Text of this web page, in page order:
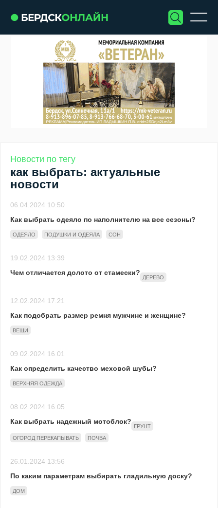
Новости по тегу
как выбрать: актуальные
новости
06.04.2024 10:50
Как выбрать одеяло по наполнителю на все сезоны?
ОДЕЯЛО ПОДУШКИ И ОДЕЯЛА СОН
19.02.2024 13:39
Чем отличается долото от стамески?
ДЕРЕВО
12.02.2024 17:21
Как подобрать размер ремня мужчине и женщине?
ВЕЩИ
09.02.2024 16:01
Как определить качество меховой шубы?
ВЕРХНЯЯ ОДЕЖДА
08.02.2024 16:05
Как выбрать надежный мотоблок?
ГРУНТ
ОГОРОД ПЕРЕКАПЫВАТЬ
ПОЧВА
26.01.2024 13:56
По каким параметрам выбирать гладильную доску?
ДОМ